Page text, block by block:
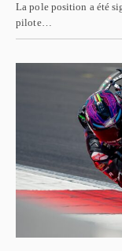
La pole position a été
pilote…